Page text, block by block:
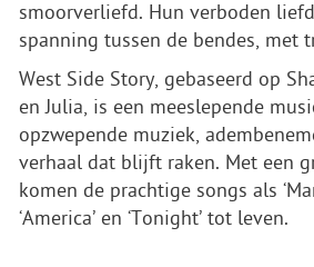
smoorverliefd. Hun verboden
spanning tussen de bendes, met
West Side Story, gebaseerd op
en Julia, is een meeslepende
opzwepende muziek,
verhaal dat blijft raken. Met een
komen de prachtige songs als
‘America’ en ‘Tonight’ tot leven.